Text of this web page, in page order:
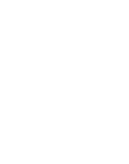
of these cookies may
security features of